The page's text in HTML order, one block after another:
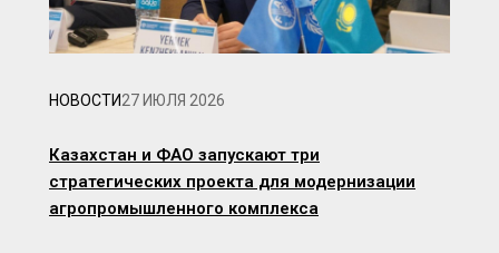
НОВОСТИ27 ИЮЛЯ 2026
Казахстан и ФАО запускают три
стратегических проекта для модернизации
агропромышленного комплекса